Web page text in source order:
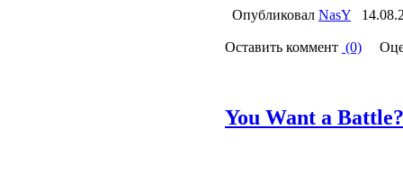
Опубликовал NasY
Оставить коммент (0)
You Want a